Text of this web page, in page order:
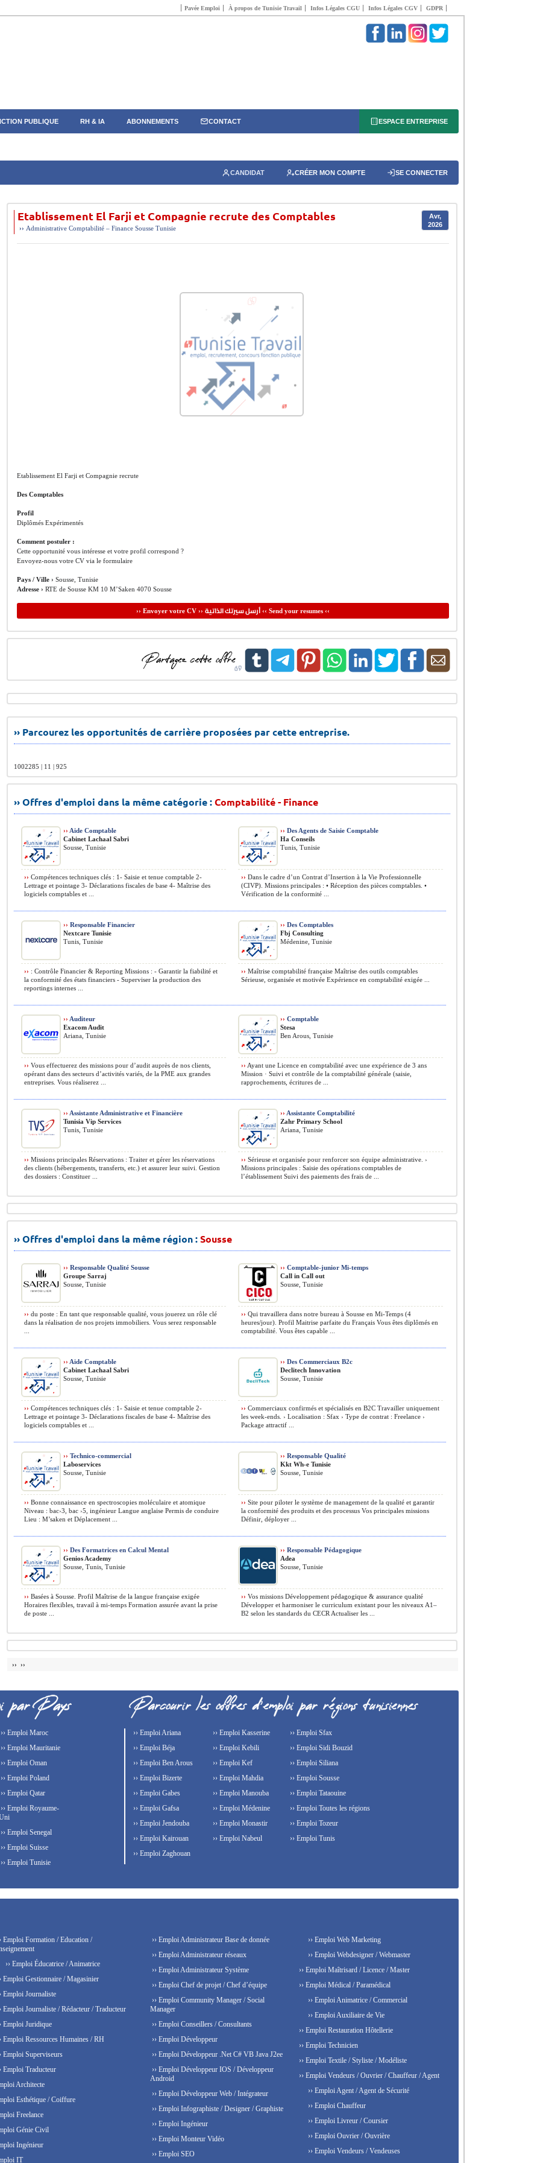
Pavée Emploi À propos de Tunisie Travail Infos Légales CGU Infos Légales CGV GDPR
PUBLIQUE RH & IA ABONNEMENTS CONTACT ESPACE ENTREPRISE
CANDIDAT CRÉER MON COMPTE SE CONNECTER
Etablissement El Farji et Compagnie recrute des Comptables
Avr,
2026
›› Administrative Comptabilité – Finance Sousse Tunisie
Etablissement El Farji et Compagnie recrute
Des Comptables
Profil
Diplômés Expérimentés
Comment postuler :
Cette opportunité vous intéresse et votre profil correspond ?
Envoyez-nous votre CV via le formulaire
Pays / Ville › Sousse, Tunisie
Adresse › RTE de Sousse KM 10 M’Saken 4070 Sousse
›› Envoyer votre CV ›› أرسل سيرتك الذاتية‹‹ Send your resumes ‹‹
›› Parcourez les opportunités de carrière proposées par cette entreprise.
1002285 | 11 | 925
›› Offres d'emploi dans la même catégorie :Comptabilité - Finance
›› Aide Comptable
Cabinet Lachaal Sabri
Sousse, Tunisie
›› Compétences techniques clés : 1- Saisie et tenue comptable 2-
Lettrage et pointage 3- Déclarations fiscales de base 4- Maîtrise des
logiciels comptables et ...
›› Des Agents de Saisie Comptable
Ha Conseils
Tunis, Tunisie
›› Dans le cadre d’un Contrat d’Insertion à la Vie Professionnelle
(CIVP). Missions principales : • Réception des pièces comptables. •
Vérification de la conformité ...
›› Responsable Financier
Nextcare Tunisie
Tunis, Tunisie
›› : Contrôle Financier & Reporting Missions : - Garantir la fiabilité et
la conformité des états financiers - Superviser la production des
reportings internes ...
›› Des Comptables
Fbj Consulting
Médenine, Tunisie
›› Maîtrise comptabilité française Maîtrise des outils comptables
Sérieuse, organisée et motivée Expérience en comptabilité exigée ...
›› Auditeur
Exacom Audit
Ariana, Tunisie
›› Vous effectuerez des missions pour d’audit auprès de nos clients,
opérant dans des secteurs d’activités variés, de la PME aux grandes
entreprises. Vous réaliserez ...
›› Comptable
Stesa
Ben Arous, Tunisie
›› Ayant une Licence en comptabilité avec une expérience de 3 ans
Mission · Suivi et contrôle de la comptabilité générale (saisie,
rapprochements, écritures de ...
›› Assistante Administrative et Financière
Tunisia Vip Services
Tunis, Tunisie
›› Missions principales Réservations : Traiter et gérer les réservations
des clients (hébergements, transferts, etc.) et assurer leur suivi. Gestion
des dossiers : Constituer ...
›› Assistante Comptabilité
Zahr Primary School
Ariana, Tunisie
›› Sérieuse et organisée pour renforcer son équipe administrative. ›
Missions principales : Saisie des opérations comptables de
l’établissement Suivi des paiements des frais de ...
›› Offres d'emploi dans la même région :Sousse
›› Responsable Qualité Sousse
Groupe Sarraj
Sousse, Tunisie
›› du poste : En tant que responsable qualité, vous jouerez un rôle clé
dans la réalisation de nos projets immobiliers. Vous serez responsable
›› Comptable-junior Mi-temps
Call in Call out
Sousse, Tunisie
›› Qui travaillera dans notre bureau à Sousse en Mi-Temps (4
heures/jour). Profil Maitrise parfaite du Français Vous êtes diplômés en
comptabilité. Vous êtes capable ...
›› Aide Comptable
Cabinet Lachaal Sabri
Sousse, Tunisie
›› Compétences techniques clés : 1- Saisie et tenue comptable 2-
Lettrage et pointage 3- Déclarations fiscales de base 4- Maîtrise des
logiciels comptables et ...
›› Des Commerciaux B2c
Declitech Innovation
Sousse, Tunisie
›› Commerciaux confirmés et spécialisés en B2C Travailler uniquement
les week-ends. › Localisation : Sfax › Type de contrat : Freelance ›
Package attractif ...
›› Technico-commercial
Laboservices
Sousse, Tunisie
›› Bonne connaissance en spectroscopies moléculaire et atomique
Niveau : bac›3, bac ›5, ingénieur Langue anglaise Permis de conduire
Lieu : M’saken et Déplacement ...
›› Responsable Qualité
Kkt Wh-e Tunisie
Sousse, Tunisie
›› Site pour piloter le système de management de la qualité et garantir
la conformité des produits et des processus Vos principales missions
Définir, déployer ...
›› Des Formatrices en Calcul Mental
Genios Academy
Sousse, Tunis, Tunisie
›› Basées à Sousse. Profil Maîtrise de la langue française exigée
Horaires flexibles, travail à mi-temps Formation assurée avant la prise
de poste ...
›› Responsable Pédagogique
Adea
Sousse, Tunisie
›› Vos missions Développement pédagogique & assurance qualité
Développer et harmoniser le curriculum existant pour les niveaux A1–
B2 selon les standards du CECR Actualiser les ...
›› ››
›› Emploi Maroc
›› Emploi Mauritanie
›› Emploi Oman
›› Emploi Poland
›› Emploi Qatar
›› Emploi Royaume-
›› Emploi Senegal
›› Emploi Suisse
›› Emploi Tunisie
›› Emploi Ariana
›› Emploi Béja
›› Emploi Ben Arous
›› Emploi Bizerte
›› Emploi Gabes
›› Emploi Gafsa
›› Emploi Jendouba
›› Emploi Kairouan
›› Emploi Kasserine
›› Emploi Kebili
›› Emploi Kef
›› Emploi Mahdia
›› Emploi Manouba
›› Emploi Médenine
›› Emploi Monastir
›› Emploi Nabeul
›› Emploi Sfax
›› Emploi Sidi Bouzid
›› Emploi Siliana
›› Emploi Sousse
›› Emploi Tataouine
›› Emploi Toutes les régions
›› Emploi Tozeur
›› Emploi Tunis
›› Emploi Zaghouan
Emploi Formation / Education /
›› Emploi Éducatrice / Animatrice
Emploi Gestionnaire / Magasinier
Emploi Journaliste
Emploi Journaliste / Rédacteur / Traducteur
Emploi Juridique
Emploi Ressources Humaines / RH
Emploi Superviseurs
Emploi Traducteur
Architecte
Esthétique / Coiffure
Freelance
Génie Civil
Ingénieur
IT
›› Emploi Administrateur Base de donnée
›› Emploi Administrateur réseaux
›› Emploi Administrateur Système
›› Emploi Chef de projet / Chef d’équipe
›› Emploi Community Manager / Social
Manager
›› Emploi Conseillers / Consultants
›› Emploi Développeur
›› Emploi Développeur .Net C# VB Java J2ee
›› Emploi Développeur IOS / Développeur
Android
›› Emploi Développeur Web / Intégrateur
›› Emploi Infographiste / Designer / Graphiste
›› Emploi Ingénieur
›› Emploi Monteur Vidéo
›› Emploi SEO
›› Emploi Web Marketing
›› Emploi Webdesigner / Webmaster
›› Emploi Maîtrisard / Licence / Master
›› Emploi Médical / Paramédical
›› Emploi Animatrice / Commercial
›› Emploi Auxiliaire de Vie
›› Emploi Restauration Hôtellerie
›› Emploi Technicien
›› Emploi Textile / Styliste / Modéliste
›› Emploi Vendeurs / Ouvrier / Chauffeur / Agent
›› Emploi Agent / Agent de Sécurité
›› Emploi Chauffeur
›› Emploi Livreur / Coursier
›› Emploi Ouvrier / Ouvrière
›› Emploi Vendeurs / Vendeuses